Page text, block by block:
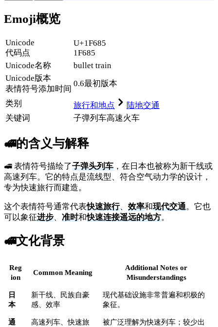
Emoji概览
Unicode
代码点
U+1F685
1F685
Unicode名称
bullet train
Unicode版本
表情符号添加时间
0.6最初版本
类别 旅行和地点
陆地交通
关键词
子弹列车高速火车
🚅的含义与解释
🚅 表情符号描绘了子弹头列车 ，在日本也被称为新干线或
高速列车。它的特点是流线型、符合空气动力学的设计，
专为快速旅行而建造。
这个表情符号通常代表快速旅行、 效率和现代交通。它也
可以象征进步、 准时和快速连接遥远的地方。
🚅文化背景
Reg
ion
Common Meaning
Additional Notes or
Misunderstandings
日
本
新干线、民族自豪
感、效率
现代基础设施非常普遍和积极的
象征。
通
高速列车、快速旅
被广泛理解为快速列车；较少出